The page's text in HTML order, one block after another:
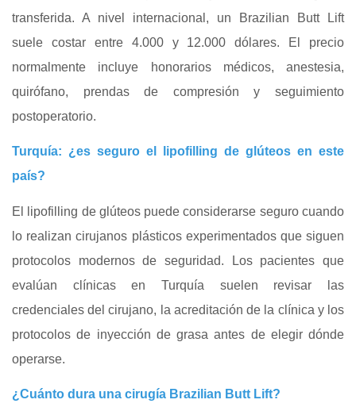
transferida. A nivel internacional, un Brazilian Butt Lift
suele costar entre 4.000 y 12.000 dólares. El precio
normalmente incluye honorarios médicos, anestesia,
quirófano, prendas de compresión y seguimiento
postoperatorio.
Turquía: ¿es seguro el lipofilling de glúteos en este
país?
El lipofilling de glúteos puede considerarse seguro cuando
lo realizan cirujanos plásticos experimentados que siguen
protocolos modernos de seguridad. Los pacientes que
evalúan clínicas en Turquía suelen revisar las
credenciales del cirujano, la acreditación de la clínica y los
protocolos de inyección de grasa antes de elegir dónde
operarse.
¿Cuánto dura una cirugía Brazilian Butt Lift?